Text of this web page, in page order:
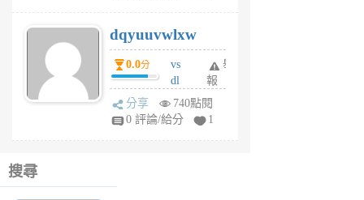
6
個
月
前
dqyuuvwlxw
0.0分
vs
dl
sq
fy
舉
報
分享
740點閱
0 評論/給分
1
搜尋